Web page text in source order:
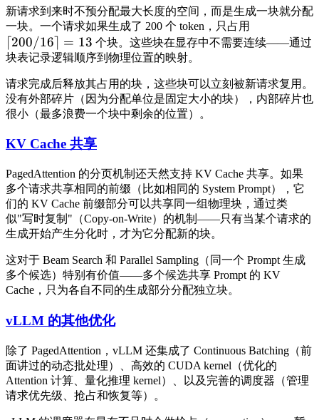
新请求到来时不预分配最大长度的空间，而是生成一块就分配
一块。一个请求如果生成了 200 个 token，只占用
⌈200/16⌉ = 13 个块。这些块在显存中不需要连续——通过
块表记录逻辑顺序到物理位置的映射。
请求完成后释放其占用的块，这些块可以立刻被新请求复用。
没有外部碎片（因为分配单位是固定大小的块），内部碎片也
很小（最多浪费一个块中剩余的位置）。
KV Cache 共享
PagedAttention 的分页机制还天然支持 KV Cache 共享。如果
多个请求共享相同的前缀（比如相同的 System Prompt），它
们的 KV Cache 前缀部分可以共享同一组物理块，通过类
似"写时复制"（Copy-on-Write）的机制——只有当某个请求的
生成开始产生分化时，才为它分配新的块。
这对于 Beam Search 和 Parallel Sampling（同一个 Prompt 生成
多个候选）特别有价值——多个候选共享 Prompt 的 KV
Cache，只为各自不同的生成部分分配独立块。
vLLM 的其他优化
除了 PagedAttention，vLLM 还集成了 Continuous Batching（前
面讲过的动态批处理）、高效的 CUDA kernel（优化的
Attention 计算、量化推理 kernel）、以及完善的调度器（管理
请求优先级、抢占和恢复等）。